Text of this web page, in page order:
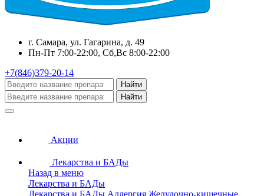
г. Самара, ул. Гагарина, д. 49
Пн-Пт 7:00-22:00, Сб,Вс 8:00-22:00
+7(846)379-20-14
Найти
Найти
Акции
Лекарства и БАДы
Назад в меню
Лекарства и БАДы
Лекарства и БАДы Аллергия Желудочно-кишечные